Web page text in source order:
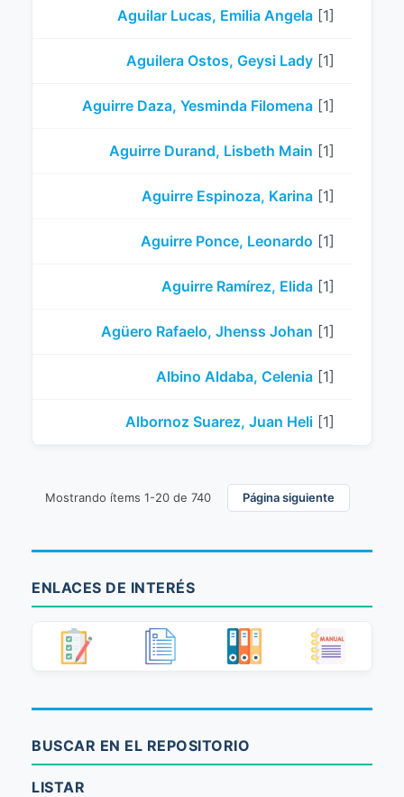
Aguilar Lucas, Emilia Angela [1]
Aguilera Ostos, Geysi Lady [1]
Aguirre Daza, Yesminda Filomena [1]
Aguirre Durand, Lisbeth Main [1]
Aguirre Espinoza, Karina [1]
Aguirre Ponce, Leonardo [1]
Aguirre Ramírez, Elida [1]
Agüero Rafaelo, Jhenss Johan [1]
Albino Aldaba, Celenia [1]
Albornoz Suarez, Juan Heli [1]
Mostrando ítems 1-20 de 740 Página siguiente
ENLACES DE INTERÉS
BUSCAR EN EL REPOSITORIO
LISTAR